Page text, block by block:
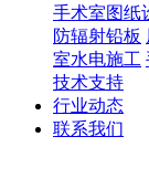
手术室图纸
防辐射铅板
室水电施工
技术支持
行业动态
联系我们